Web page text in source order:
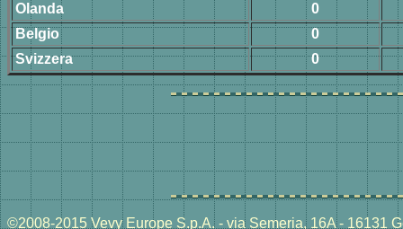
Olanda
0
Belgio
0
Svizzera
0
©2008-2015 Vevy Europe S.p.A. - via Semeria, 16A - 16131